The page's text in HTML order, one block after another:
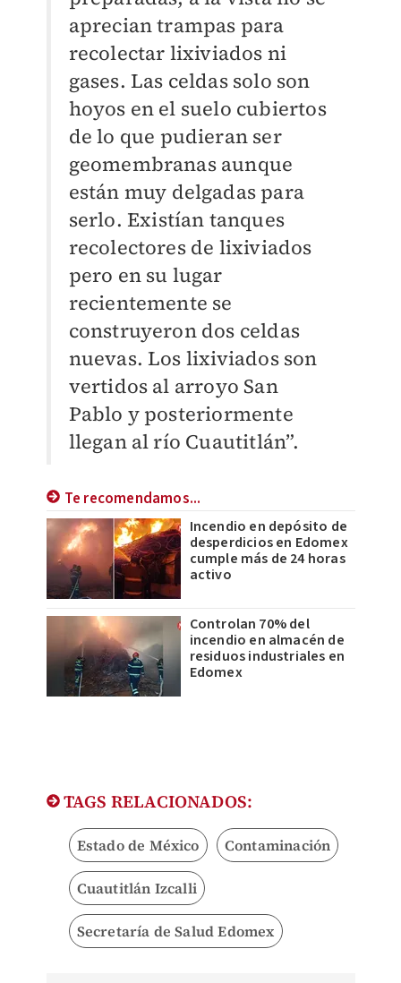
aprecian trampas para
recolectar lixiviados ni
gases. Las celdas solo son
hoyos en el suelo cubiertos
de lo que pudieran ser
geomembranas aunque
están muy delgadas para
serlo. Existían tanques
recolectores de lixiviados
pero en su lugar
recientemente se
construyeron dos celdas
nuevas. Los lixiviados son
vertidos al arroyo San
Pablo y posteriormente
llegan al río Cuautitlán”.
Te recomendamos...
Incendio en depósito de
desperdicios en Edomex
cumple más de 24 horas
activo
Controlan 70% del
incendio en almacén de
residuos industriales en
Edomex
TAGS RELACIONADOS:
Estado de México Contaminación
Cuautitlán Izcalli
Secretaría de Salud Edomex